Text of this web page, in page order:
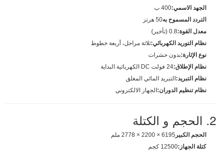
الجهد الاسمي:400 ب
التردد المسموح به50 هرتز
معدل القوة:0.8 (تأخير)
نظام التوريد الكهربائي:ثلاثة مراحل، أربعة خطوط
نوع الإثارة:بدون حشرات
نظام الإطلاق:24 فولت DC الكهربائية البداية
نظام التبريد:التبريد المائي المغلق
نظام تنظيم الدوران:الجهاز الالكتروني
2. الحجم و الكتلة
الحجم الكبير 6195 × 2200 × 2778 ملم
كتلة الجهاز:12500 كجم